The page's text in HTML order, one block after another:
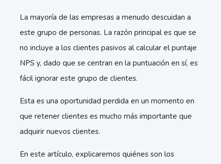
La mayoría de las empresas a menudo descuidan a
este grupo de personas. La razón principal es que se
no incluye a los clientes pasivos al calcular el puntaje
NPS y, dado que se centran en la puntuación en sí, es
fácil ignorar este grupo de clientes.
Esta es una oportunidad perdida en un momento en
que retener clientes es mucho más importante que
adquirir nuevos clientes.
En este artículo, explicaremos quiénes son los